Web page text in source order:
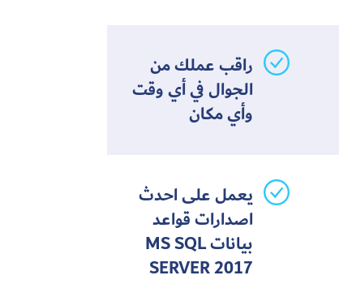
راقب عملك من
الجوال في أي وقت
وأي مكان
يعمل على احدث
اصدارات قواعد
بيانات MS SQL
SERVER 2017